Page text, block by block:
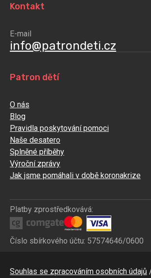
Patron dětí
O nás
Blog
Pravidla poskytování pomoci
Naše desatero
Splněné příběhy
Výroční zprávy
Jak jsme pomáhali v době koronakrize
Kontakt
E-mail
info@patrondeti.cz
Platby zprostředkovává:
Číslo sbírkového účtu: 57574646/0600
Bottom
Souhlas se zpracováním osobních údajů